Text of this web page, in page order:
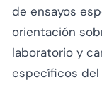
de ensayos
orientación
laboratorio y
específicos del